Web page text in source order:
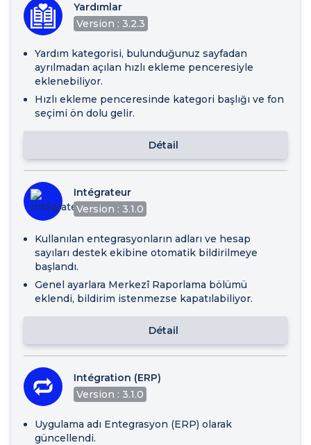
Yardımlar
Version : 3.2.3
Yardım kategorisi, bulunduğunuz sayfadan
ayrılmadan açılan hızlı ekleme penceresiyle
eklenebiliyor.
Hızlı ekleme penceresinde kategori başlığı ve fon
seçimi ön dolu gelir.
Détail
Intégrateur
Version : 3.1.0
Kullanılan entegrasyonların adları ve hesap
sayıları destek ekibine otomatik bildirilmeye
başlandı.
Genel ayarlara Merkezî Raporlama bölümü
eklendi, bildirim istenmezse kapatılabiliyor.
Détail
Intégration (ERP)
Version : 3.1.0
Uygulama adı Entegrasyon (ERP) olarak
güncellendi.